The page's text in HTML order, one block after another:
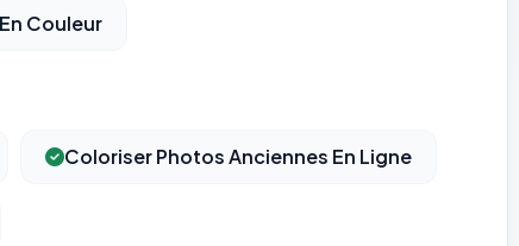
Couleur
Coloriser Photos Anciennes En Ligne